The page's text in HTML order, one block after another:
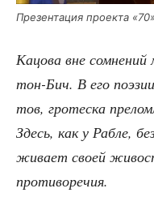
Пре­зен­та­ция про­ек­та
Кацо­ва вне
тон-Бич. В его
тов, гро­тес­ка
Здесь, как у Раб­ле,
жи­ва­ет сво­ей
противоречия.